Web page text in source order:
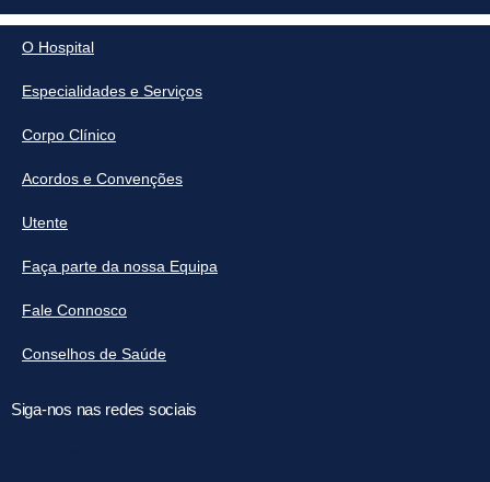
O Hospital
Especialidades e Serviços
Corpo Clínico
Acordos e Convenções
Utente
Faça parte da nossa Equipa
Fale Connosco
Conselhos de Saúde
Siga-nos nas redes sociais